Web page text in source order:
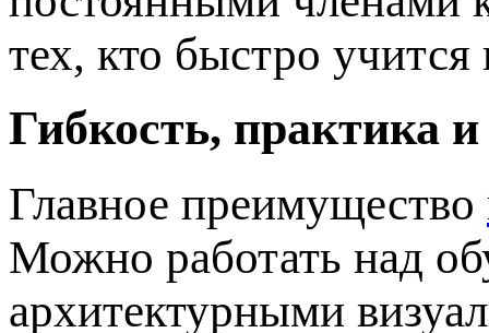
тех, кто быстро
Гибкость, практика
Главное преимущество
Можно работать над
архитектурными